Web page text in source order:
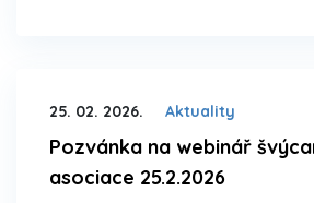
25. 02. 2026. Aktuality
Pozvánka na webinář
asociace 25.2.2026